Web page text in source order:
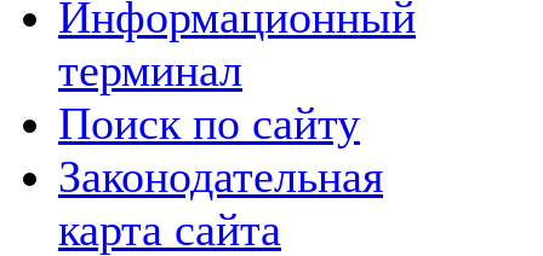
Информационный
терминал
Поиск по сайту
Законодательная
карта сайта